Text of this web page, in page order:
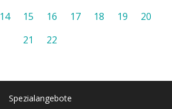
14 15 16 17 18 19
20
21
22
Spezialangebote